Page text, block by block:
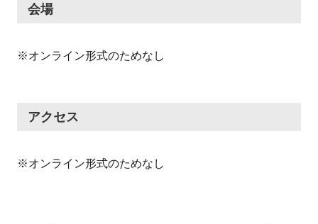
会場
※オンライン形式のためなし
アクセス
※オンライン形式のためなし